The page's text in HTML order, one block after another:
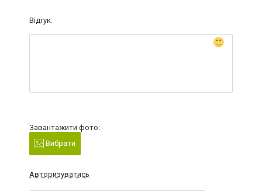
Відгук:
Завантажити фото:
Вибрати
Авторизуватись